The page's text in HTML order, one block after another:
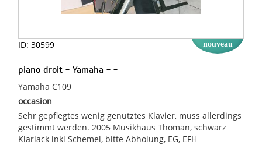
ID: 30599 nouveau
piano droit - Yamaha - -
Yamaha C109
occasion
Sehr gepflegtes wenig genutztes Klavier, muss allerdings
gestimmt werden. 2005 Musikhaus Thoman, schwarz
Klarlack inkl Schemel, bitte Abholung, EG, EFH